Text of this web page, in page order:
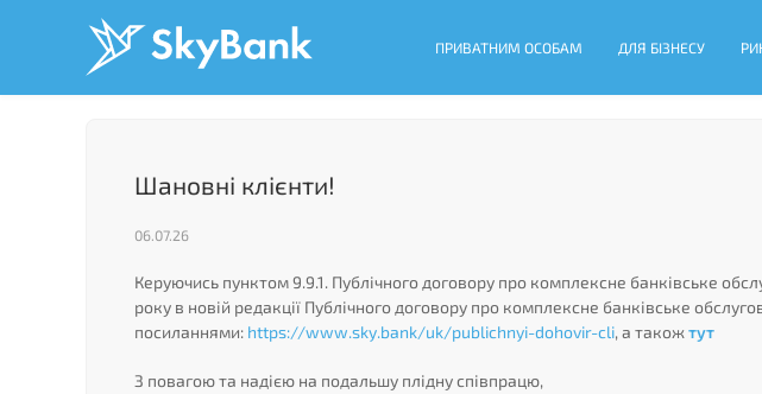
ПРИВАТНИМ ОСОБАМ ДЛЯ БІЗНЕСУ
Шановні клієнти!
06.07.26
Керуючись пунктом 9.9.1. Публічного договору про комплексне банківське
року в новій редакції Публічного договору про комплексне банківське
посиланнями: https://www.sky.bank/uk/publichnyi-dohovir-cli, а такожтут
З повагою та надією на подальшу плідну співпрацю,